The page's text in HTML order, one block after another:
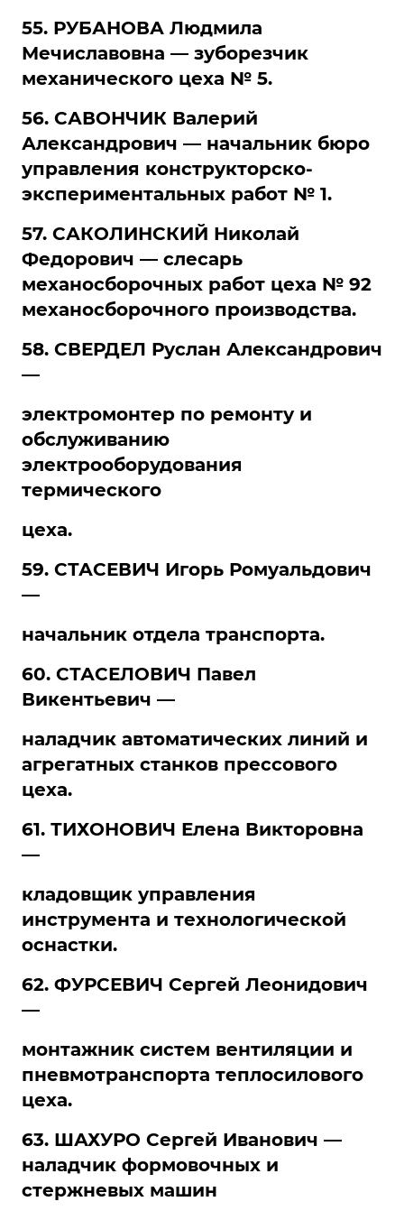
55. РУБАНОВА Людмила
Мечиславовна — зуборезчик
механического цеха № 5.
56. САВОНЧИК Валерий
Александрович — начальник бюро
управления конструкторско-
экспериментальных работ № 1.
57. САКОЛИНСКИЙ Николай
Федорович — слесарь
механосборочных работ цеха № 92
механосборочного производства.
58. СВЕРДЕЛ Руслан Александрович
—
электромонтер по ремонту и
обслуживанию
электрооборудования
термического
цеха.
59. СТАСЕВИЧ Игорь Ромуальдович
—
начальник отдела транспорта.
60. СТАСЕЛОВИЧ Павел
Викентьевич —
наладчик автоматических линий и
агрегатных станков прессового
цеха.
61. ТИХОНОВИЧ Елена Викторовна
—
кладовщик управления
инструмента и технологической
оснастки.
62. ФУРСЕВИЧ Сергей Леонидович
—
монтажник систем вентиляции и
пневмотранспорта теплосилового
цеха.
63. ШАХУРО Сергей Иванович —
наладчик формовочных и
стержневых машин